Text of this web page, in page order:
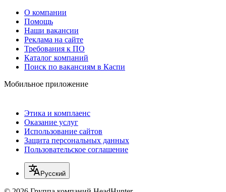
О компании
Помощь
Наши вакансии
Реклама на сайте
Требования к ПО
Каталог компаний
Поиск по вакансиям в Каспи
Мобильное приложение
Этика и комплаенс
Оказание услуг
Использование сайтов
Защита персональных данных
Пользовательское соглашение
Русский